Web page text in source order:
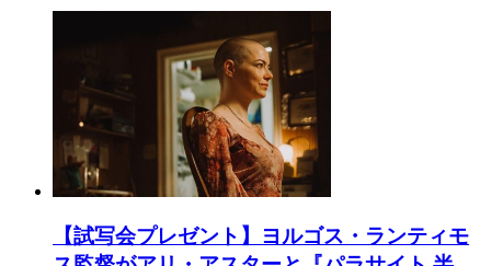
【試写会プレゼント】ヨルゴス・ランティモ